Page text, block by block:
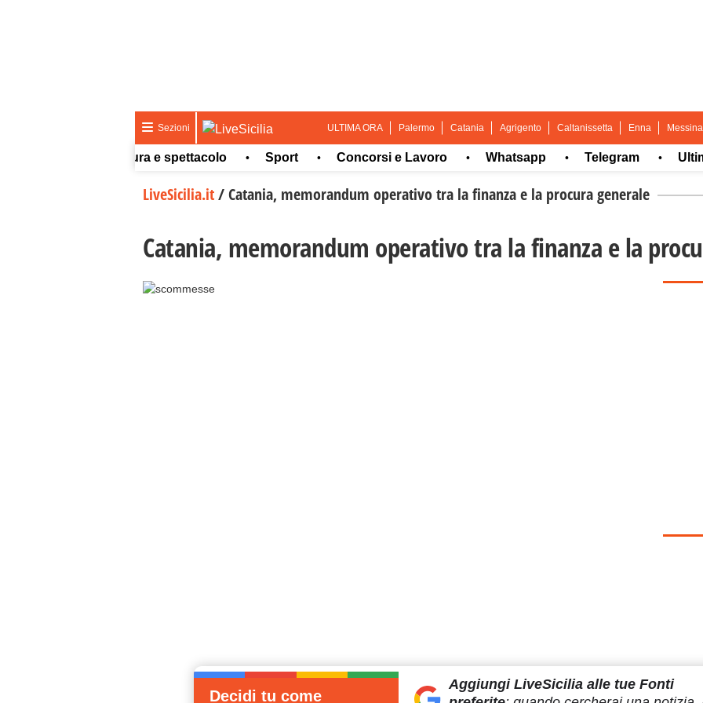
Sezioni ULTIMA ORA Palermo Catania Agrigento Caltanissetta Enna Messina
Cultura e spettacolo • Sport • Concorsi e Lavoro • Whatsapp • Telegram • Ultima
LiveSicilia.it/Catania, memorandum operativo tra la finanza e la procura generale
Catania, memorandum operativo tra la finanza e la
Decidi tu come
Aggiungi LiveSiciliaalle tue Fonti